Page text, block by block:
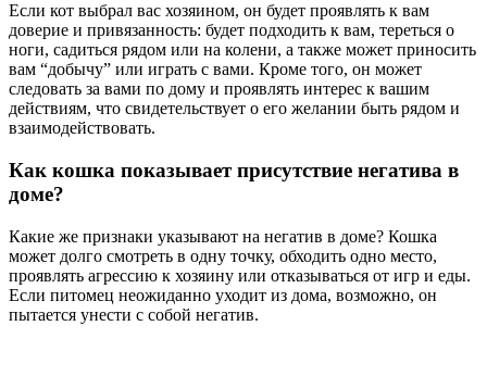
Если кот выбрал вас хозяином, он будет проявлять к вам
доверие и привязанность: будет подходить к вам, тереться о
ноги, садиться рядом или на колени, а также может приносить
вам “добычу” или играть с вами. Кроме того, он может
следовать за вами по дому и проявлять интерес к вашим
действиям, что свидетельствует о его желании быть рядом и
взаимодействовать.
Как кошка показывает присутствие негатива в
доме?
Какие же признаки указывают на негатив в доме? Кошка
может долго смотреть в одну точку, обходить одно место,
проявлять агрессию к хозяину или отказываться от игр и еды.
Если питомец неожиданно уходит из дома, возможно, он
пытается унести с собой негатив.